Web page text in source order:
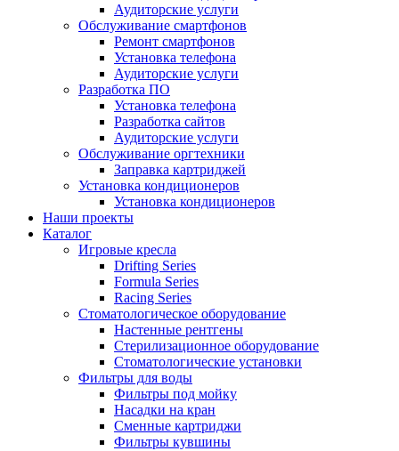
Аудиторские услуги
Обслуживание смартфонов
Ремонт смартфонов
Установка телефона
Аудиторские услуги
Разработка ПО
Установка телефона
Разработка сайтов
Аудиторские услуги
Обслуживание оргтехники
Заправка картриджей
Установка кондиционеров
Установка кондиционеров
Наши проекты
Каталог
Игровые кресла
Drifting Series
Formula Series
Racing Series
Стоматологическое оборудование
Настенные рентгены
Стерилизационное оборудование
Стоматологические установки
Фильтры для воды
Фильтры под мойку
Насадки на кран
Сменные картриджи
Фильтры кувшины